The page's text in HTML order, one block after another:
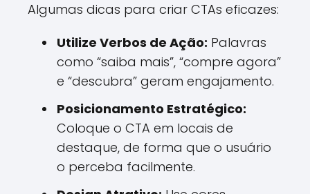
Algumas dicas para criar CTAs eficazes:
Utilize Verbos de Ação: Palavras
como “saiba mais”, “compre agora”
e “descubra” geram engajamento.
Posicionamento Estratégico:
Coloque o CTA em locais de
destaque, de forma que o usuário
o perceba facilmente.